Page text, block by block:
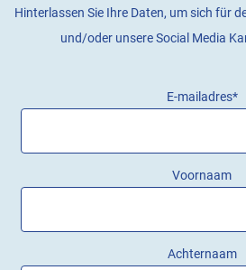
Hinterlassen Sie Ihre Daten, um sich für
und/oder unsere Social Media
E-mailadres*
Voornaam
Achternaam